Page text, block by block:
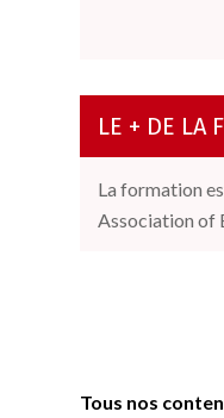
LE + DE LA
La formation
Association of
Tous nos